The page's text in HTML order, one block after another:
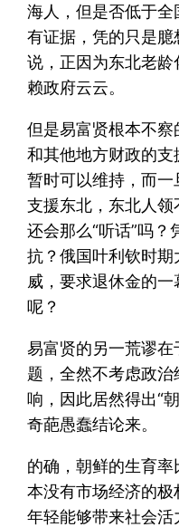
海人，但是否低于
有证据，凭的只是
说，正因为东北老
赖政府云云。
但是易富贤根本不
和其他地方财政的
暂时可以维持，而
支援东北，东北人领
还会那么“听话”吗？
抗？俄国叶利钦时
威，要求退休金的
呢？
易富贤的另一荒谬
题，全然不考虑政
响，因此居然得出“
奇葩愚蠢结论来。
的确，朝鲜的生育
本没有市场经济的
年轻能够带来社会